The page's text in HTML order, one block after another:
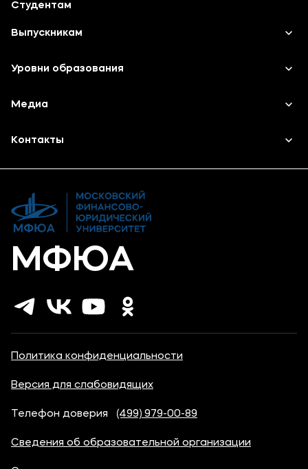
Студентам
Выпускникам
Карьера
Уровни образования
Среднее профессиональное образование
Медиа
Объявления
Контакты
Банковские реквизиты
Карьера
МФЮА
Политика конфиденциальности
Версия для слабовидящих
Телефон доверия (499) 979-00-89
Сведения об образовательной организации